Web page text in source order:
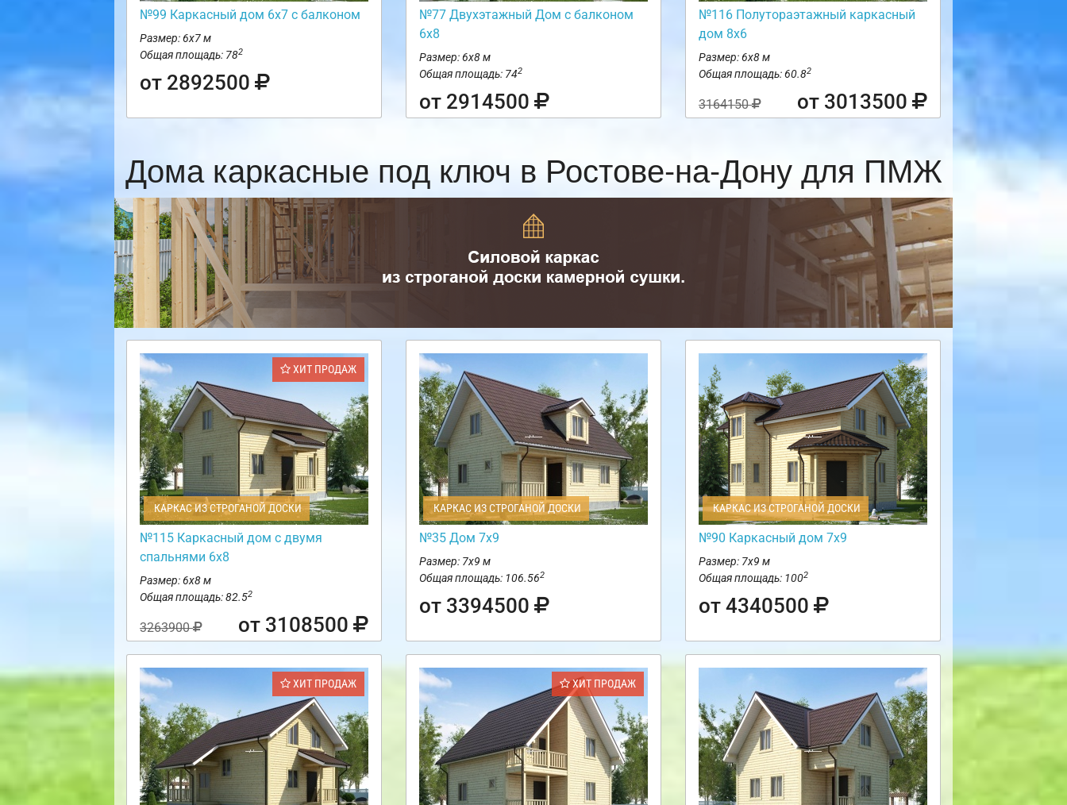
№99 Каркасный дом 6х7 с балконом
Размер: 6х7 м
Общая площадь: 782
от 2892500
№77 Двухэтажный Дом с балконом
6х8
Размер: 6х8 м
Общая площадь: 742
от 2914500
№116 Полутораэтажный каркасный
дом 8х6
Размер: 6х8 м
Общая площадь: 60.82
3164150 от 3013500
Дома каркасные под ключ в Ростове-на-Дону для ПМЖ
ХИТ ПРОДАЖ
КАРКАС ИЗ СТРОГАНОЙ ДОСКИ
№115 Каркасный дом с двумя
спальнями 6х8
Размер: 6х8 м
Общая площадь: 82.52
3263900 от 3108500
КАРКАС ИЗ СТРОГАНОЙ ДОСКИ
№35 Дом 7х9
Размер: 7х9 м
Общая площадь: 106.562
от 3394500
КАРКАС ИЗ СТРОГАНОЙ ДОСКИ
№90 Каркасный дом 7х9
Размер: 7х9 м
Общая площадь: 1002
от 4340500
ХИТ ПРОДАЖ ХИТ ПРОДАЖ